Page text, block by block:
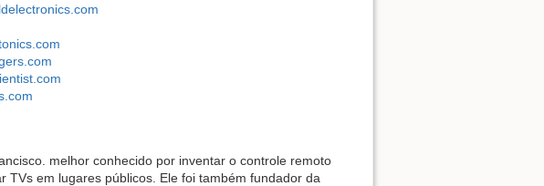
melhor conhecido por inventar o controle remoto
TVs em lugares públicos. Ele foi também fundador da